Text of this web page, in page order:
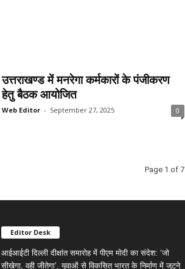
उत्तराखण्ड में मनरेगा कर्मकारों के पंजीकरण
हेतु बैठक आयोजित
Web Editor - September 27, 2025 0
Page 1 of 7
Editor Desk
आईआईटी दिल्ली दीक्षांत समारोह में पीएम मोदी का संदेश: ‘जो
सीखेगा, वही जीतेगा’, युवाओं से विकसित भारत के निर्माण में जुटने